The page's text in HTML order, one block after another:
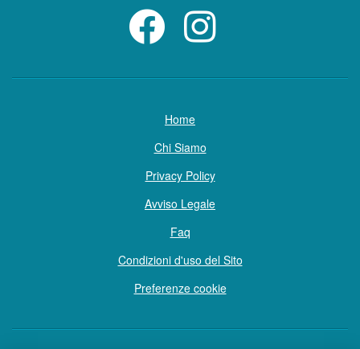
Home
Chi Siamo
Privacy Policy
Avviso Legale
Faq
Condizioni d'uso del Sito
Preferenze cookie